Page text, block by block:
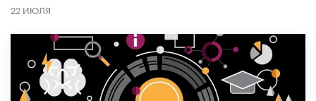
22 ИЮЛЯ